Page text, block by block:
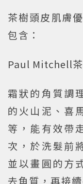
茶樹頭皮肌膚
包含：
Paul Mitchell茶
霜狀的角質調
的火山泥、喜
等，能有效帶
次，於洗髮前
並以畫圓的方
去角質，再接